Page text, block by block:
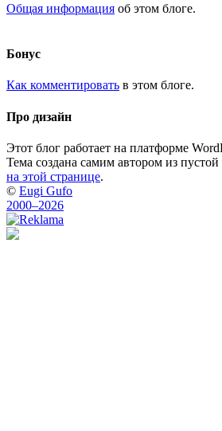
Общая информация об этом блоге.
Бонус
Как комментировать в этом блоге.
Про дизайн
Этот блог работает на платформе
Тема создана самим автором из
на этой странице.
© Eugi Gufo
2000–2026